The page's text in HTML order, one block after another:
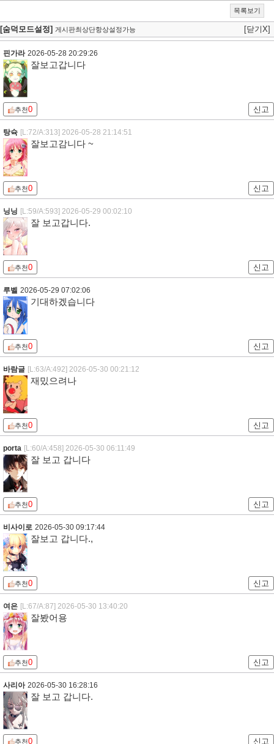
목록보기
[숨덕모드설정] 게시판최상단항상설정가능 [닫기X]
핀가라 2026-05-28 20:29:26
잘보고갑니다
추천0 신고
탕슉 [L:72/A:313] 2026-05-28 21:14:51
잘보고감니다 ~
추천0 신고
닝닝 [L:59/A:593] 2026-05-29 00:02:10
잘 보고갑니다.
추천0 신고
루벨 2026-05-29 07:02:06
기대하겠습니다
추천0 신고
바람글 [L:63/A:492] 2026-05-30 00:21:12
재밌으려나
추천0 신고
porta [L:60/A:458] 2026-05-30 06:11:49
잘 보고 갑니다
추천0 신고
비사이로 2026-05-30 09:17:44
잘보고 갑니다.,
추천0 신고
여은 [L:67/A:87] 2026-05-30 13:40:20
잘봤어용
추천0 신고
사리아 2026-05-30 16:28:16
잘 보고 갑니다.
추천0 신고